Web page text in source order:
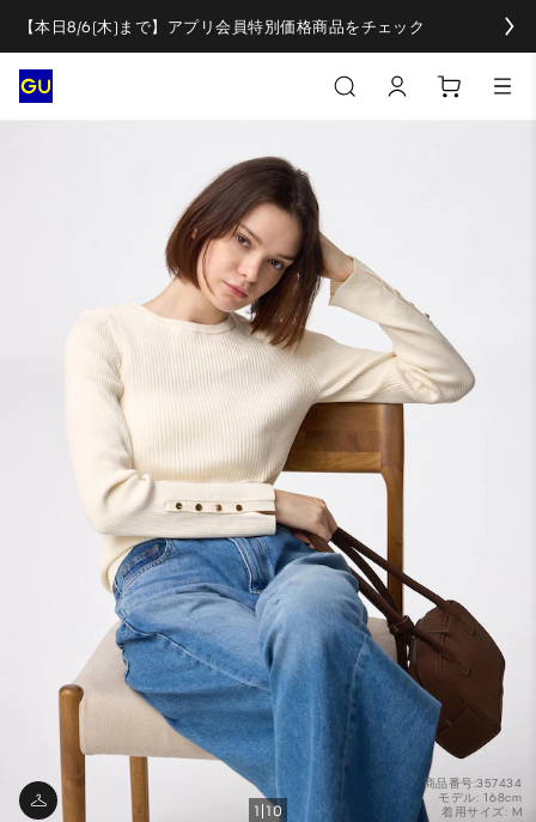
【本日8/6(木)まで】アプリ会員特別価格商品をチェック
商品番号:357434
モデル: 168cm
着用サイズ: M
1 10